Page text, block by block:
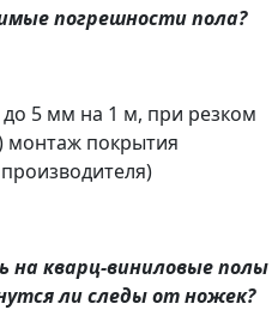
погрешности пола?
5 мм на 1 м, при резком
монтаж покрытия
на кварц-виниловые полы
ли следы от ножек?